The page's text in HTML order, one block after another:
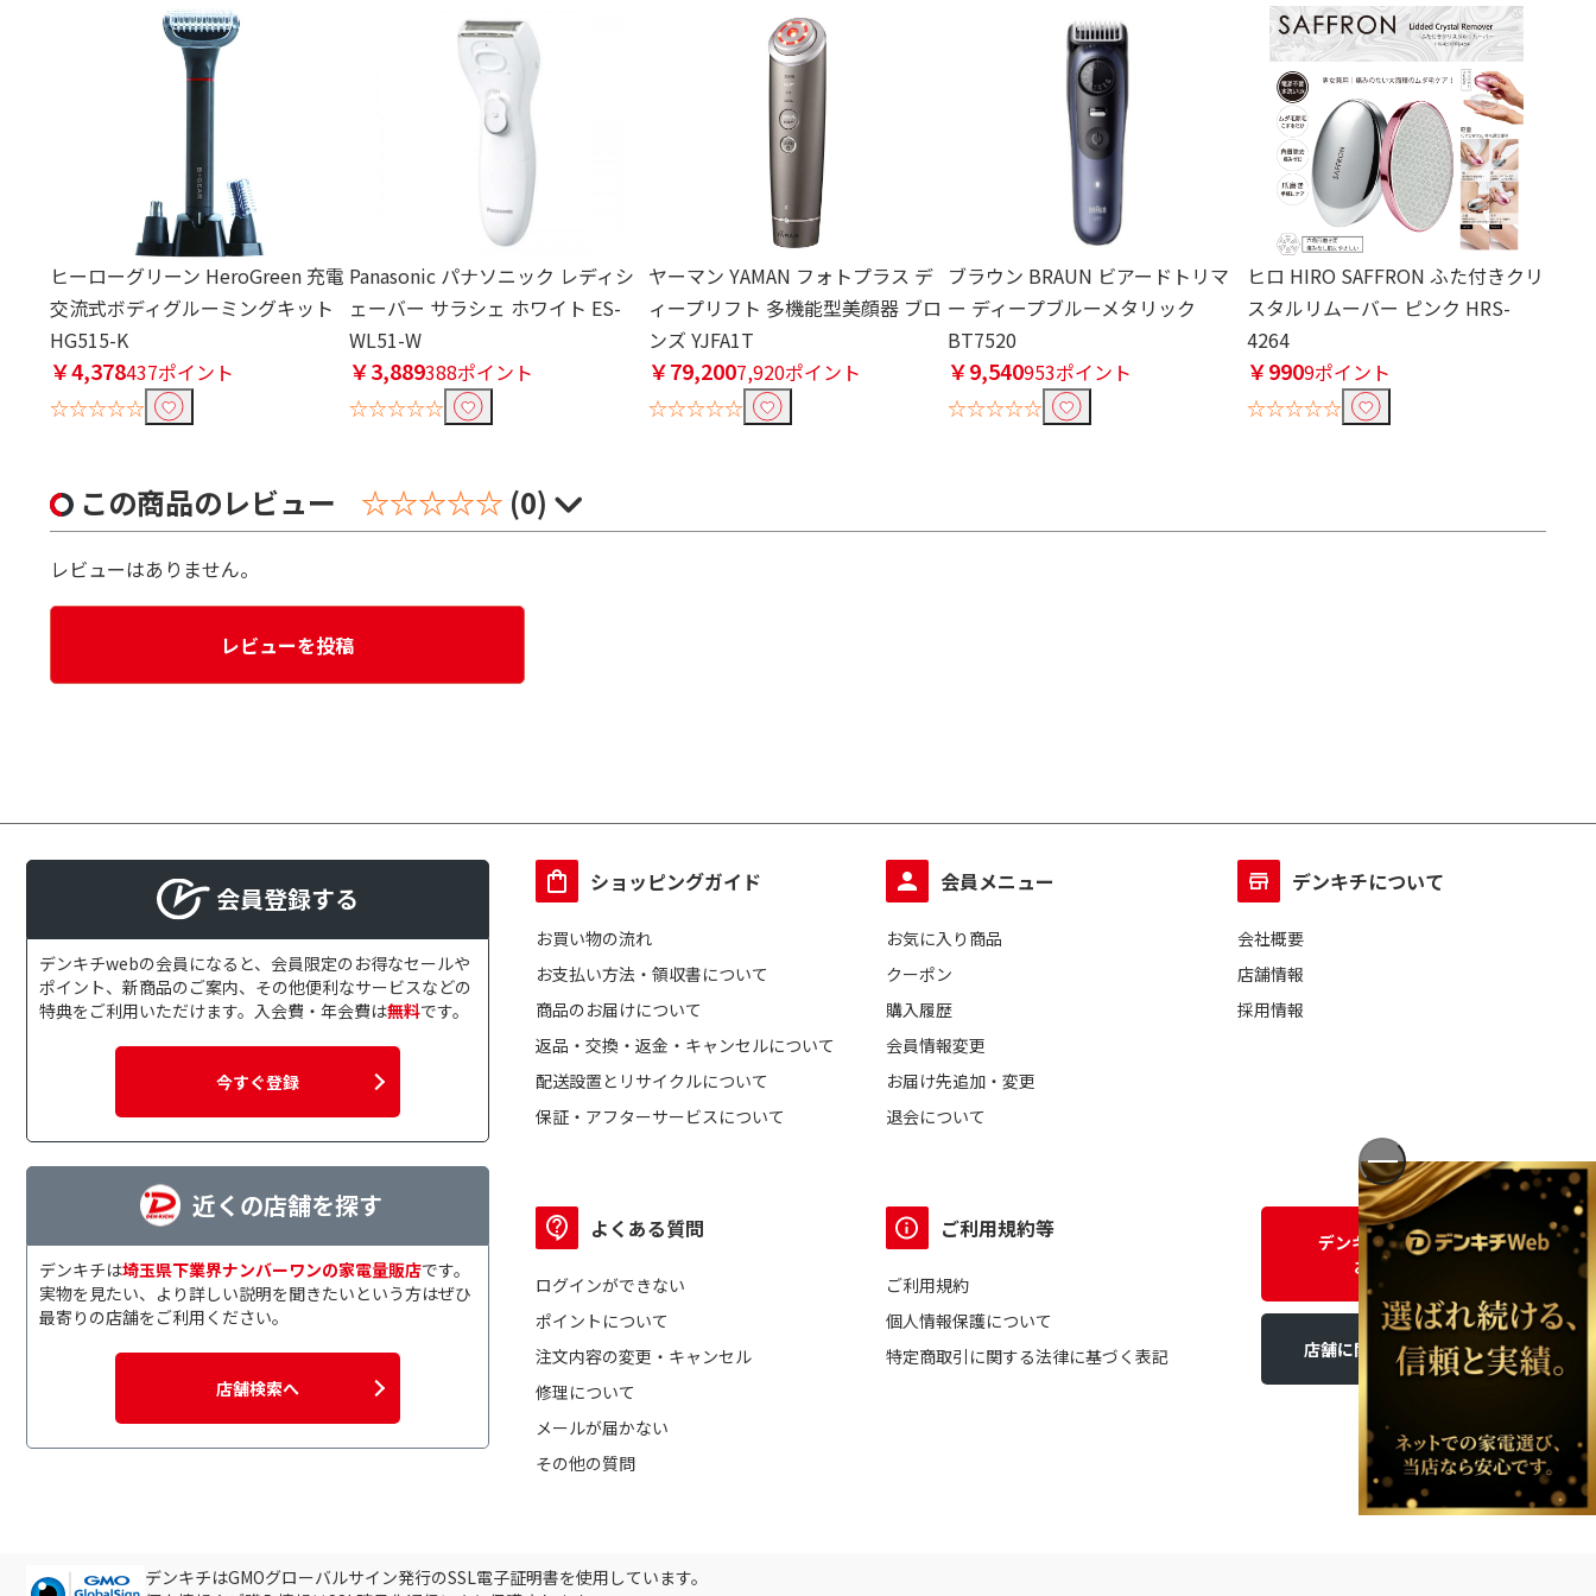
ヒーローグリーン HeroGreen 充電
交流式ボディグルーミングキット
HG515-K
￥4,378437ポイント
☆☆☆☆☆
Panasonic パナソニック レディシ
ェーバー サラシェ ホワイト ES-
WL51-W
￥3,889388ポイント
☆☆☆☆☆
ヤーマン YAMAN フォトプラス デ
ィープリフト 多機能型美顔器 ブロ
ンズ YJFA1T
￥79,2007,920ポイント
☆☆☆☆☆
ブラウン BRAUN ビアードトリマ
ー ディープブルーメタリック
BT7520
￥9,540953ポイント
☆☆☆☆☆
ヒロ HIRO SAFFRON ふた付きクリ
スタルリムーバー ピンク HRS-
4264
￥9909ポイント
☆☆☆☆☆
この商品のレビュー ☆☆☆☆☆ (0)
レビューはありません。
レビューを投稿
会員登録する
デンキチwebの会員になると、会員限定のお得なセールや
ポイント、新商品のご案内、その他便利なサービスなどの
特典をご利用いただけます。入会費・年会費は無料です。
今すぐ登録
近くの店舗を探す
デンキチは埼玉県下業界ナンバーワンの家電量販店です。
実物を見たい、より詳しい説明を聞きたいという方はぜひ
最寄りの店舗をご利用ください。
店舗検索へ
ショッピングガイド
お買い物の流れ
お支払い方法・領収書について
商品のお届けについて
返品・交換・返金・キャンセルについて
配送設置とリサイクルについて
保証・アフターサービスについて
会員メニュー
お気に入り商品
クーポン
購入履歴
会員情報変更
お届け先追加・変更
退会について
デンキチについて
会社概要
店舗情報
採用情報
よくある質問
ログインができない
ポイントについて
注文内容の変更・キャンセル
修理について
メールが届かない
その他の質問
ご利用規約等
ご利用規約
個人情報保護について
特定商取引に関する法律に基づく表記
デンキチWEBに関する
お問い合わせ
店舗に関するお問い合わせ
デンキチはGMOグローバルサイン発行のSSL電子証明書を使用しています。